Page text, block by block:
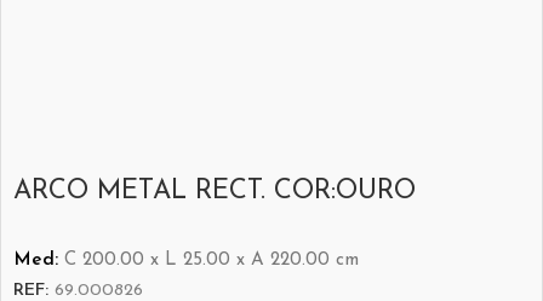
ARCO METAL RECT. COR:OURO
Med: C 200.00 x L 25.00 x A 220.00 cm
REF: 69.000826